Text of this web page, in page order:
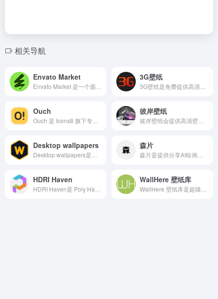
相关导航
Envato Market 3G壁纸
Ouch 彼岸壁纸
Desktop wallpapers 森片
HDRI Haven WallHere 壁纸库